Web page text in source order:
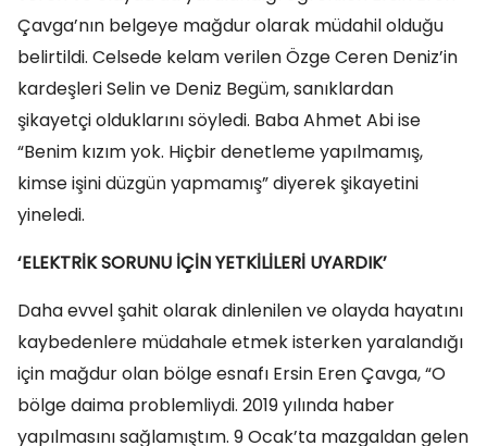
Çavga’nın belgeye mağdur olarak müdahil olduğu
belirtildi. Celsede kelam verilen Özge Ceren Deniz’in
kardeşleri Selin ve Deniz Begüm, sanıklardan
şikayetçi olduklarını söyledi. Baba Ahmet Abi ise
“Benim kızım yok. Hiçbir denetleme yapılmamış,
kimse işini düzgün yapmamış” diyerek şikayetini
yineledi.
‘ELEKTRİK SORUNU İÇİN YETKİLİLERİ UYARDIK’
Daha evvel şahit olarak dinlenilen ve olayda hayatını
kaybedenlere müdahale etmek isterken yaralandığı
için mağdur olan bölge esnafı Ersin Eren Çavga, “O
bölge daima problemliydi. 2019 yılında haber
yapılmasını sağlamıştım. 9 Ocak’ta mazgaldan gelen